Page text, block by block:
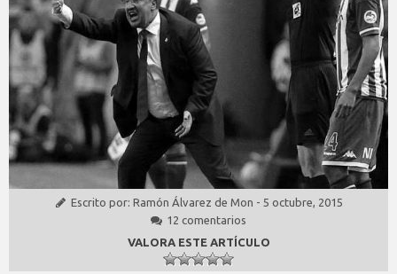
Escrito por: Ramón Álvarez de Mon - 5 octubre, 2015
12 comentarios
VALORA ESTE ARTÍCULO